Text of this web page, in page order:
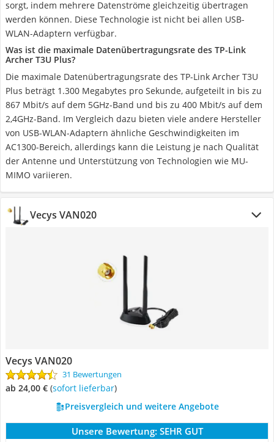
sorgt, indem mehrere Datenströme gleichzeitig übertragen
werden können. Diese Technologie ist nicht bei allen USB-
WLAN-Adaptern verfügbar.
Was ist die maximale Datenübertragungsrate des TP-Link
Archer T3U Plus?
Die maximale Datenübertragungsrate des TP-Link Archer T3U
Plus beträgt 1.300 Megabytes pro Sekunde, aufgeteilt in bis zu
867 Mbit/s auf dem 5GHz-Band und bis zu 400 Mbit/s auf dem
2,4GHz-Band. Im Vergleich dazu bieten viele andere Hersteller
von USB-WLAN-Adaptern ähnliche Geschwindigkeiten im
AC1300-Bereich, allerdings kann die Leistung je nach Qualität
der Antenne und Unterstützung von Technologien wie MU-
MIMO variieren.
Vecys VAN020
Vecys VAN020
31 Bewertungen
ab 24,00 € ( Sofort lieferbar)
Preisvergleich und weitere Angebote
Unsere Bewertung: SEHR GUT